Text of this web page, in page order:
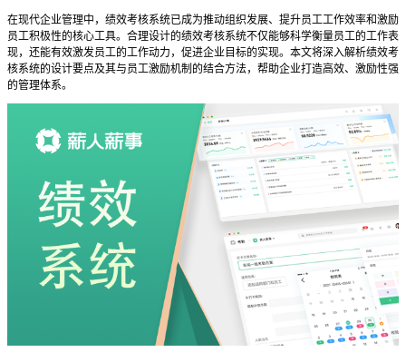
在现代企业管理中，绩效考核系统已成为推动组织发展、提升员工工作效率和激励
员工积极性的核心工具。合理设计的绩效考核系统不仅能够科学衡量员工的工作表
现，还能有效激发员工的工作动力，促进企业目标的实现。本文将深入解析绩效考
核系统的设计要点及其与员工激励机制的结合方法，帮助企业打造高效、激励性强
的管理体系。